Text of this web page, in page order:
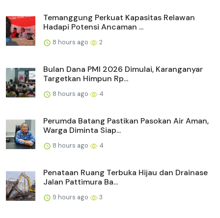
Temanggung Perkuat Kapasitas Relawan
Hadapi Potensi Ancaman ...
8 hours ago 2
Bulan Dana PMI 2026 Dimulai, Karanganyar
Targetkan Himpun Rp...
8 hours ago 4
Perumda Batang Pastikan Pasokan Air Aman,
Warga Diminta Siap...
8 hours ago 4
Penataan Ruang Terbuka Hijau dan Drainase
Jalan Pattimura Ba...
9 hours ago 3